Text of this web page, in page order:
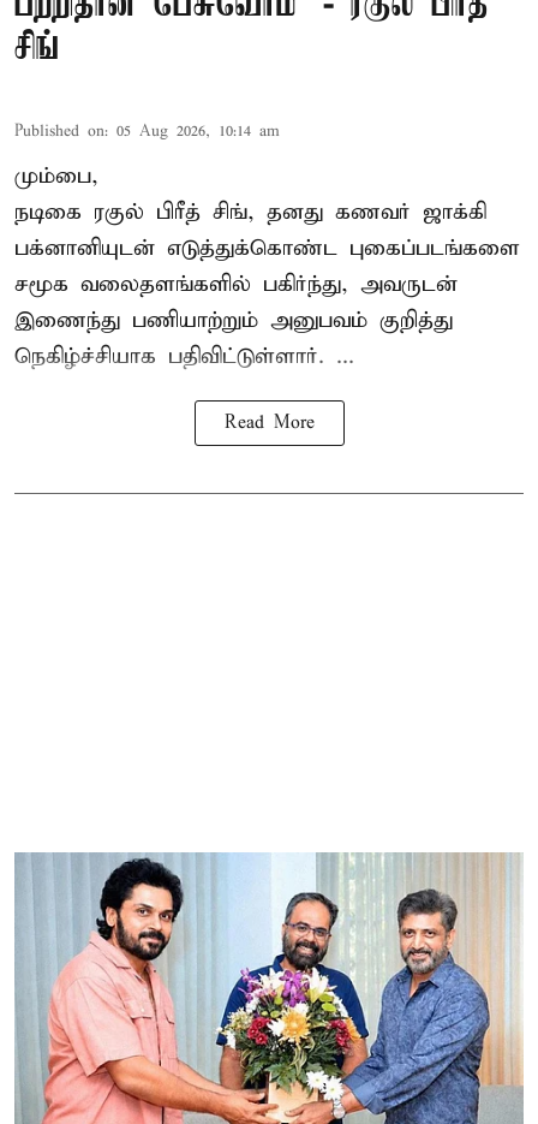
சிங்
Published on: 05 Aug 2026, 10:14 am
மும்பை,
நடிகை ரகுல் பிரீத் சிங், தனது கணவர் ஜாக்கி
பக்னானியுடன் எடுத்துக்கொண்ட புகைப்படங்களை
சமூக வலைதளங்களில் பகிர்ந்து, அவருடன்
இணைந்து பணியாற்றும் அனுபவம் குறித்து
நெகிழ்ச்சியாக பதிவிட்டுள்ளார். ...
Read More